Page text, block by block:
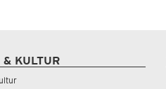
& KULTUR